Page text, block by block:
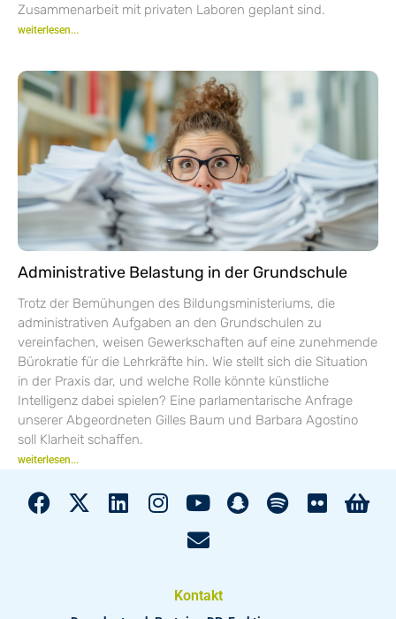
Zusammenarbeit mit privaten Laboren geplant sind.
weiterlesen...
Administrative Belastung in der Grundschule
Trotz der Bemühungen des Bildungsministeriums, die
administrativen Aufgaben an den Grundschulen zu
vereinfachen, weisen Gewerkschaften auf eine zunehmende
Bürokratie für die Lehrkräfte hin. Wie stellt sich die Situation
in der Praxis dar, und welche Rolle könnte künstliche
Intelligenz dabei spielen? Eine parlamentarische Anfrage
unserer Abgeordneten Gilles Baum und Barbara Agostino
soll Klarheit schaffen.
weiterlesen...
Kontakt